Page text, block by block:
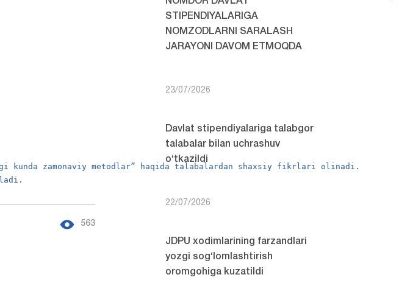
zamonaviy metodlar” haqida talabalardan shaxsiy fikrlari olinadi.
563
STIPENDIYALARIGA
NOMZODLARNI SARALASH
JARAYONI DAVOM ETMOQDA
23/07/2026
Davlat stipendiyalariga talabgor
talabalar bilan uchrashuv
o‘tkazildi
22/07/2026
JDPU xodimlarining farzandlari
yozgi sog‘lomlashtirish
oromgohiga kuzatildi